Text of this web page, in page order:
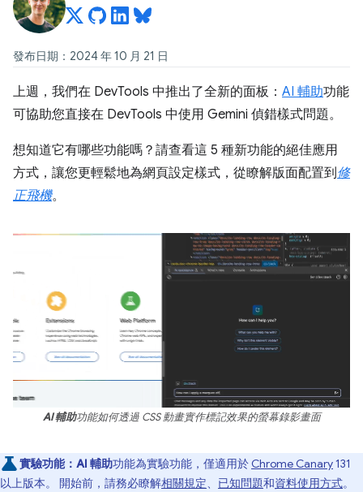
發布日期：2024 年 10 月 21 日
上週，我們在 DevTools 中推出了全新的面板： AI 輔助功能
可協助您直接在 DevTools 中使用 Gemini 偵錯樣式問題。
想知道它有哪些功能嗎？請查看這 5 種新功能的絕佳應用
方式，讓您更輕鬆地為網頁設定樣式，從瞭解版面配置到修
正飛機。
AI 輔助功能如何透過 CSS 動畫實作標記效果的螢幕錄影畫面
實驗功能： AI 輔助功能為實驗功能，僅適用於 Chrome Canary131
以上版本。 開始前，請務必瞭解相關規定、 已知問題和資料使用方式。